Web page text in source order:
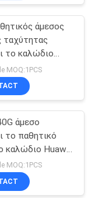
άμεσος
ταχύτητας
το καλώδιο
συμβατό
H3C
MOQ:1PCS
άμεσο
το παθητικό
καλώδιο Huawei
χάλκινων
MOQ:1PCS